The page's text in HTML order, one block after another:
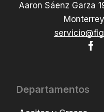
Aaron Sáenz Garza
Departamentos